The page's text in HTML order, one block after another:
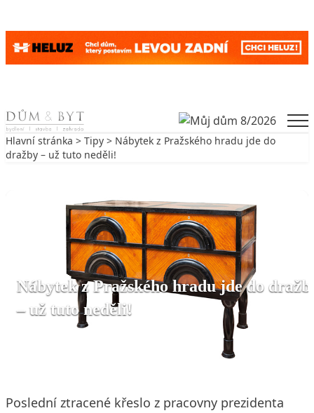
Skip to content
Hlavní stránka > Tipy > Nábytek z Pražského hradu jde do
dražby – už tuto neděli!
Nábytek z Pražského hradu jde do
– už tuto neděli!
Poslední ztracené křeslo z pracovny prezidenta